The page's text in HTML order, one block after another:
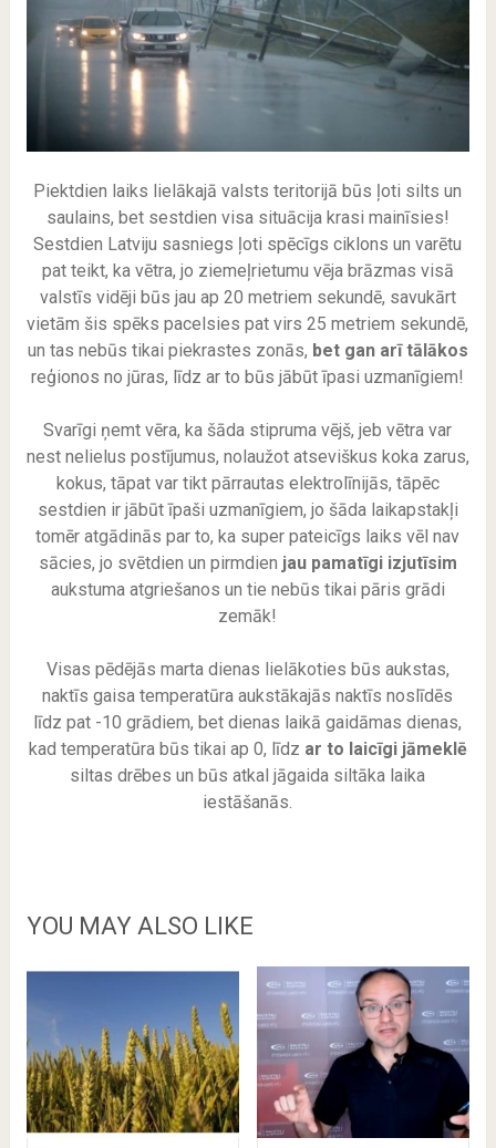
Piektdien laiks lielākajā valsts teritorijā būs ļoti silts un
saulains, bet sestdien visa situācija krasi mainīsies!
Sestdien Latviju sasniegs ļoti spēcīgs ciklons un varētu
pat teikt, ka vētra, jo ziemeļrietumu vēja brāzmas visā
valstīs vidēji būs jau ap 20 metriem sekundē, savukārt
vietām šis spēks pacelsies pat virs 25 metriem sekundē,
un tas nebūs tikai piekrastes zonās, bet gan arī tālākos
reģionos no jūras, līdz ar to būs jābūt īpasi uzmanīgiem!
Svarīgi ņemt vēra, ka šāda stipruma vējš, jeb vētra var
nest nelielus postījumus, nolaužot atseviškus koka zarus,
kokus, tāpat var tikt pārrautas elektrolīnijās, tāpēc
sestdien ir jābūt īpaši uzmanīgiem, jo šāda laikapstakļi
tomēr atgādinās par to, ka super pateicīgs laiks vēl nav
sācies, jo svētdien un pirmdien jau pamatīgi izjutīsim
aukstuma atgriešanos un tie nebūs tikai pāris grādi
zemāk!
Visas pēdējās marta dienas lielākoties būs aukstas,
naktīs gaisa temperatūra aukstākajās naktīs noslīdēs
līdz pat -10 grādiem, bet dienas laikā gaidāmas dienas,
kad temperatūra būs tikai ap 0, līdz ar to laicīgi jāmeklē
siltas drēbes un būs atkal jāgaida siltāka laika
iestāšanās.
YOU MAY ALSO LIKE